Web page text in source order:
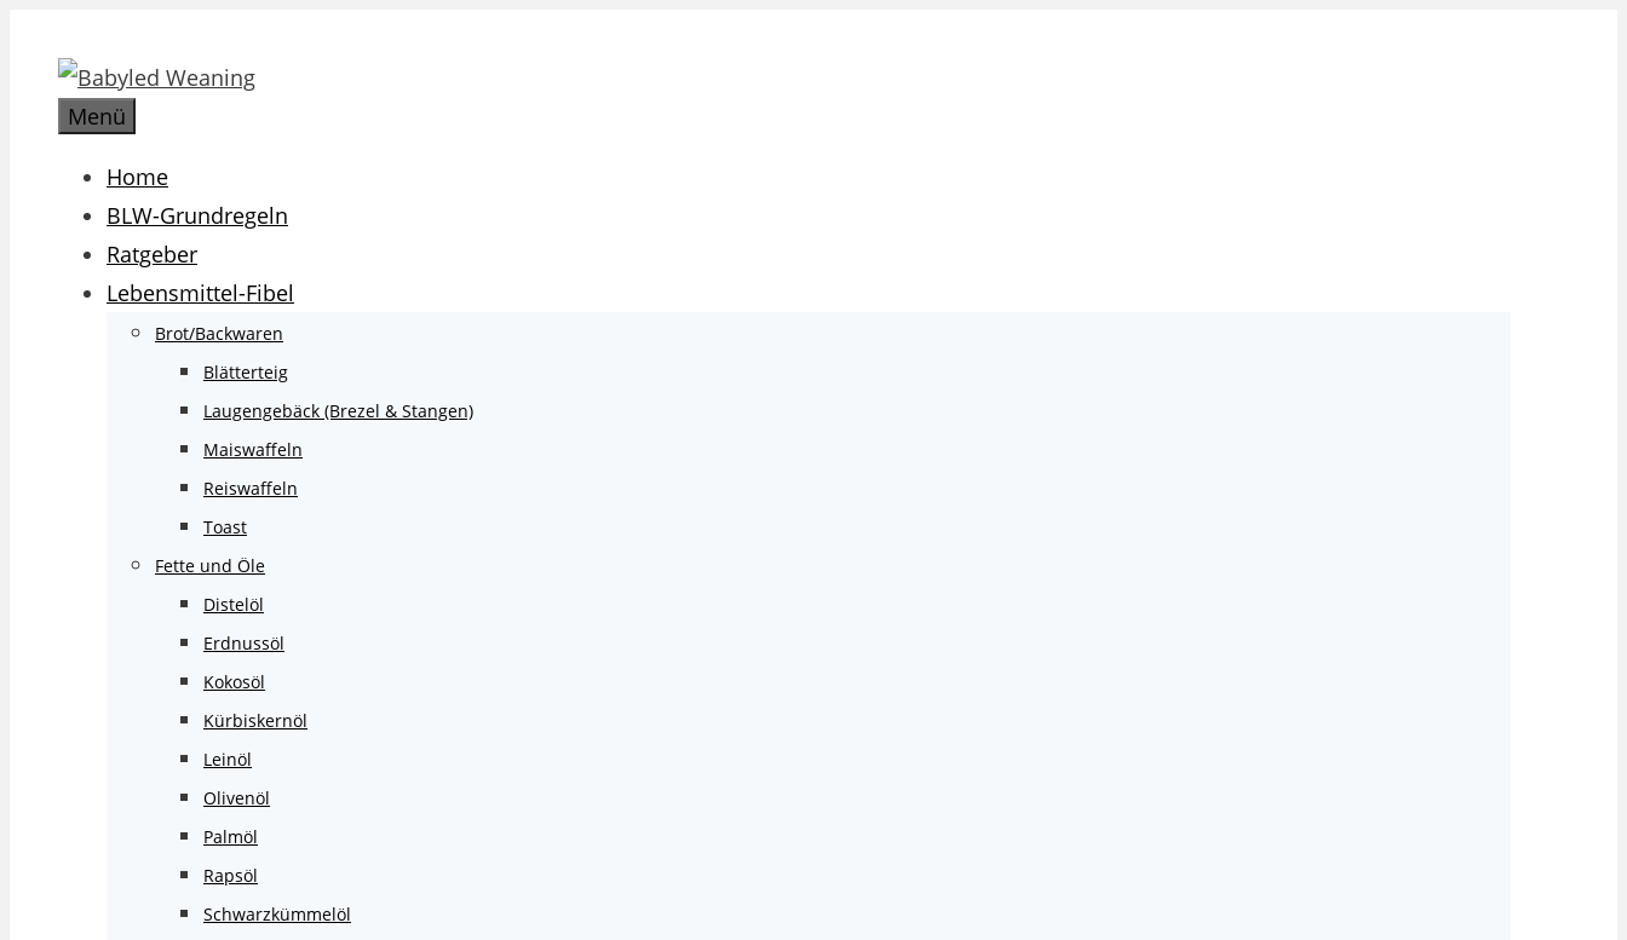
Inhalt
springenMenü
Home
BLW-Grundregeln
Ratgeber
Lebensmittel-Fibel
Brot/Backwaren
Blätterteig
Laugengebäck (Brezel & Stangen)
Maiswaffeln
Reiswaffeln
Toast
Fette und Öle
Distelöl
Erdnussöl
Kokosöl
Kürbiskernöl
Leinöl
Olivenöl
Palmöl
Rapsöl
Schwarzkümmelöl